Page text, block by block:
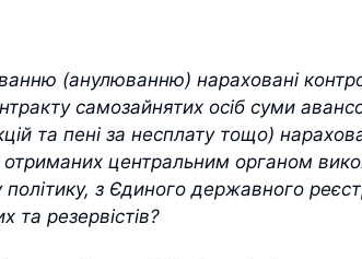
(анулюванню) нараховані
самозайнятих осіб суми
та пені за несплату тощо)
отриманих центральним органом
з Єдиного державного
та резервістів?